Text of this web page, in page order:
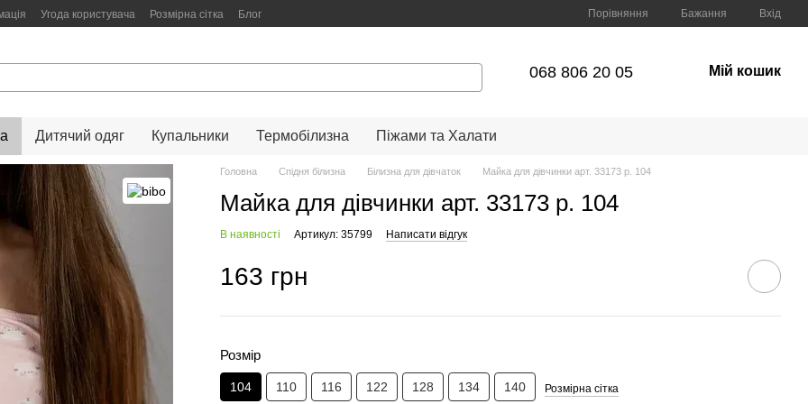
Угода користувача Розмірна сітка Блог Порівняння Бажання Вхід
068 806 20 05 Мій кошик
Дитячий одяг Купальники Термобілизна Піжами та Халати
Головна Спідня білизна Білизна для дівчаток Майка для дівчинки арт. 33173 р. 104
Майка для дівчинки арт. 33173 р. 104
В наявності Артикул: 35799 Написати відгук
163 грн
Розмір
104 110 116 122 128 134 140 Розмірна сітка